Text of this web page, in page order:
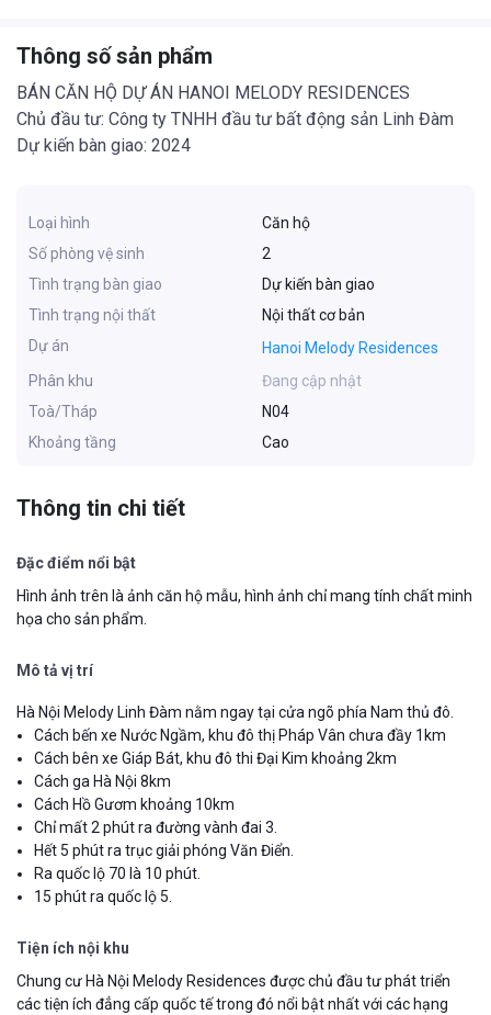
Thông số sản phẩm
BÁN CĂN HỘ DỰ ÁN HANOI MELODY RESIDENCES
Chủ đầu tư: Công ty TNHH đầu tư bất động sản Linh Đàm
Dự kiến bàn giao: 2024
Loại hình
Căn hộ
Số phòng vệ sinh
2
Tình trạng bàn giao
Dự kiến bàn giao
Tình trạng nội thất
Nội thất cơ bản
Dự án
Hanoi Melody Residences
Phân khu
Đang cập nhật
Toà/Tháp
N04
Khoảng tầng
Cao
Thông tin chi tiết
Đặc điểm nổi bật
Hình ảnh trên là ảnh căn hộ mẫu, hình ảnh chỉ mang tính chất minh
họa cho sản phẩm.
Mô tả vị trí
Hà Nội Melody Linh Đàm nằm ngay tại cửa ngõ phía Nam thủ đô.
Cách bến xe Nước Ngầm, khu đô thị Pháp Vân chưa đầy 1km
Cách bên xe Giáp Bát, khu đô thi Đại Kim khoảng 2km
Cách ga Hà Nội 8km
Cách Hồ Gươm khoảng 10km
Chỉ mất 2 phút ra đường vành đai 3.
Hết 5 phút ra trục giải phóng Văn Điển.
Ra quốc lộ 70 là 10 phút.
15 phút ra quốc lộ 5.
Tiện ích nội khu
Chung cư Hà Nội Melody Residences được chủ đầu tư phát triển
các tiện ích đẳng cấp quốc tế trong đó nổi bật nhất với các hạng